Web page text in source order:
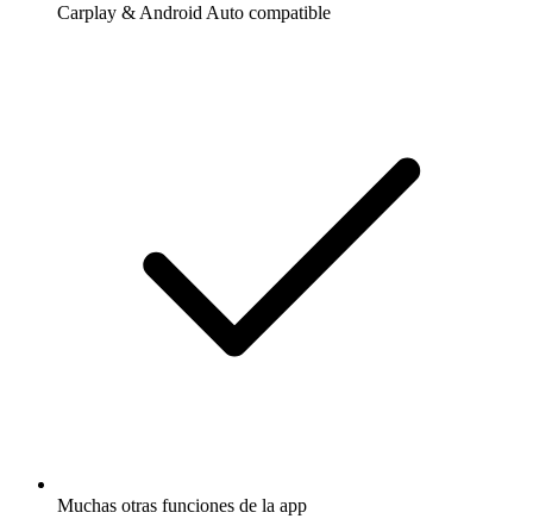
Carplay & Android Auto compatible
Muchas otras funciones de la app